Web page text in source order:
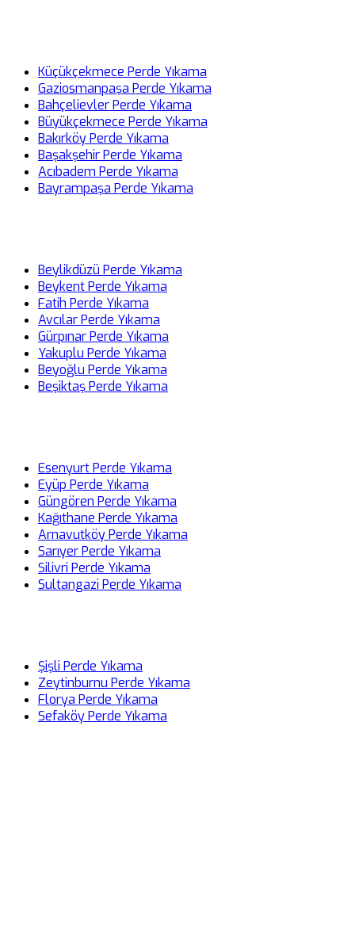
Küçükçekmece Perde Yıkama
Gaziosmanpaşa Perde Yıkama
Bahçelievler Perde Yıkama
Büyükçekmece Perde Yıkama
Bakırköy Perde Yıkama
Başakşehir Perde Yıkama
Acıbadem Perde Yıkama
Bayrampaşa Perde Yıkama
Beylikdüzü Perde Yıkama
Beykent Perde Yıkama
Fatih Perde Yıkama
Avcılar Perde Yıkama
Gürpınar Perde Yıkama
Yakuplu Perde Yıkama
Beyoğlu Perde Yıkama
Beşiktaş Perde Yıkama
Esenyurt Perde Yıkama
Eyüp Perde Yıkama
Güngören Perde Yıkama
Kağıthane Perde Yıkama
Arnavutköy Perde Yıkama
Sarıyer Perde Yıkama
Silivri Perde Yıkama
Sultangazi Perde Yıkama
Şişli Perde Yıkama
Zeytinburnu Perde Yıkama
Florya Perde Yıkama
Sefaköy Perde Yıkama